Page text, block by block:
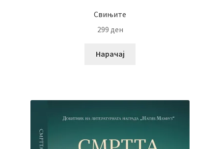
Свињите
299 ден
Нарачај